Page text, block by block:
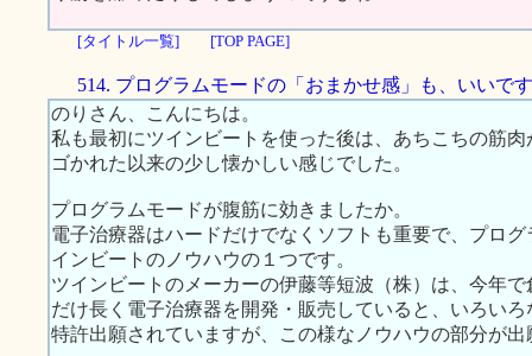
[タイトル一覧] [TOP PAGE]
514. プログラムモードの「おまかせ感」も、いいで
のりさん、こんにちは。
私も最初にツインビートを使った後は、あちこちの筋
ゴかれた以来の少し懐かしい感じでした。
プログラムモードが腹筋に効きましたか。
電子治療器はハードだけでなくソフトも重要で、プロ
インビートのノウハウの１つです。
ツインビートのメーカーの伊藤等短波（株）は、今年
だけ長く電子治療器を開発・販売していると、いろい
特許出願されていますが、この様なノウハウの部分が